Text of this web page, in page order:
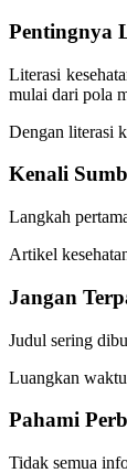
Pentingnya
Literasi
mulai dari pola
Dengan literasi
Kenali
Langkah
Artikel
Jangan
Judul sering
Luangkan
Pahami
Tidak semua